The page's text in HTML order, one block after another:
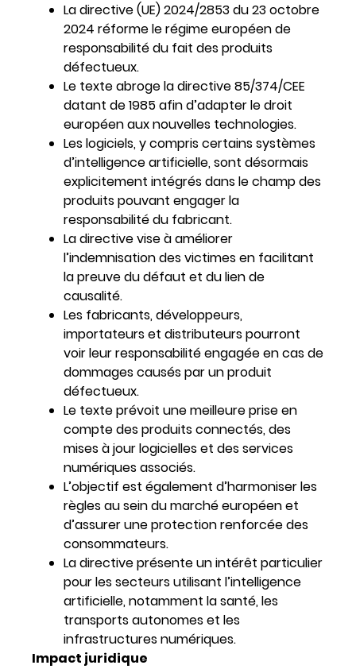
La directive (UE) 2024/2853 du 23 octobre
2024 réforme le régime européen de
responsabilité du fait des produits
défectueux.
Le texte abroge la directive 85/374/CEE
datant de 1985 afin d’adapter le droit
européen aux nouvelles technologies.
Les logiciels, y compris certains systèmes
d’intelligence artificielle, sont désormais
explicitement intégrés dans le champ des
produits pouvant engager la
responsabilité du fabricant.
La directive vise à améliorer
l’indemnisation des victimes en facilitant
la preuve du défaut et du lien de
causalité.
Les fabricants, développeurs,
importateurs et distributeurs pourront
voir leur responsabilité engagée en cas de
dommages causés par un produit
défectueux.
Le texte prévoit une meilleure prise en
compte des produits connectés, des
mises à jour logicielles et des services
numériques associés.
L’objectif est également d’harmoniser les
règles au sein du marché européen et
d’assurer une protection renforcée des
consommateurs.
La directive présente un intérêt particulier
pour les secteurs utilisant l’intelligence
artificielle, notamment la santé, les
transports autonomes et les
infrastructures numériques.
Impact juridique